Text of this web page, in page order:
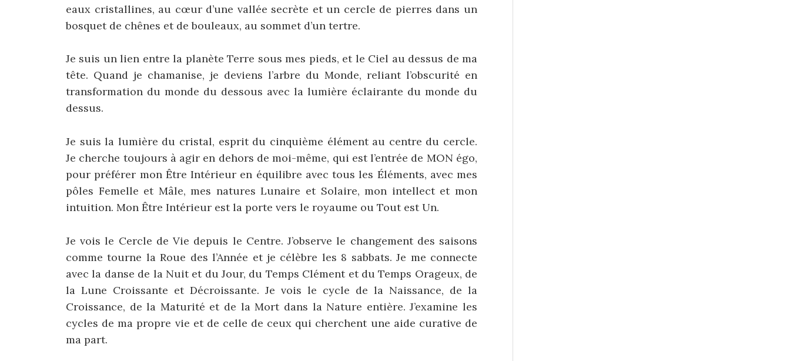
eaux cristallines, au cœur d’une vallée secrète et un cercle de pierres dans un
bosquet de chênes et de bouleaux, au sommet d’un tertre.
Je suis un lien entre la planète Terre sous mes pieds, et le Ciel au dessus de ma
tête. Quand je chamanise, je deviens l’arbre du Monde, reliant l’obscurité en
transformation du monde du dessous avec la lumière éclairante du monde du
dessus.
Je suis la lumière du cristal, esprit du cinquième élément au centre du cercle.
Je cherche toujours à agir en dehors de moi-même, qui est l’entrée de MON égo,
pour préférer mon Être Intérieur en équilibre avec tous les Éléments, avec mes
pôles Femelle et Mâle, mes natures Lunaire et Solaire, mon intellect et mon
intuition. Mon Être Intérieur est la porte vers le royaume ou Tout est Un.
Je vois le Cercle de Vie depuis le Centre. J’observe le changement des saisons
comme tourne la Roue des l’Année et je célèbre les 8 sabbats. Je me connecte
avec la danse de la Nuit et du Jour, du Temps Clément et du Temps Orageux, de
la Lune Croissante et Décroissante. Je vois le cycle de la Naissance, de la
Croissance, de la Maturité et de la Mort dans la Nature entière. J’examine les
cycles de ma propre vie et de celle de ceux qui cherchent une aide curative de
ma part.